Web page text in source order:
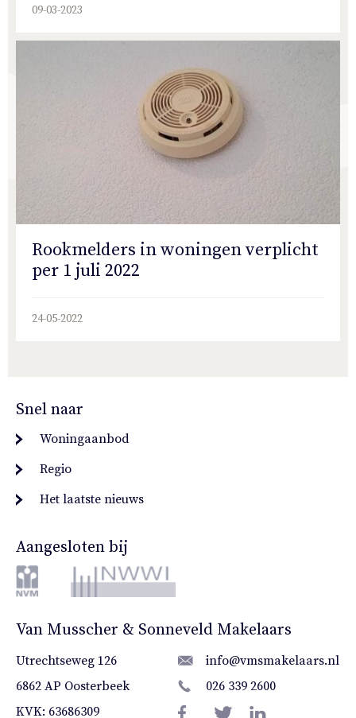
09-03-2023
Rookmelders in woningen verplicht
per 1 juli 2022
24-05-2022
Snel naar
Woningaanbod
Regio
Het laatste nieuws
Aangesloten bij
Van Musscher & Sonneveld Makelaars
Utrechtseweg 126
6862 AP Oosterbeek
KVK: 63686309
info@vmsmakelaars.nl
026 339 2600